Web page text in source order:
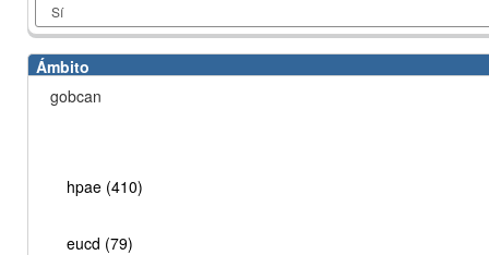
Ámbito
gobcan
hpae (410)
eucd (79)